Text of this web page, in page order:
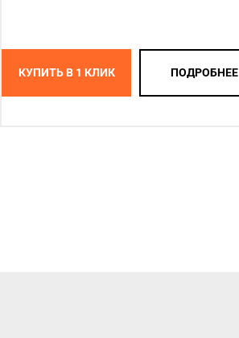
КУПИТЬ В 1 КЛИК ПОДРОБНЕЕ